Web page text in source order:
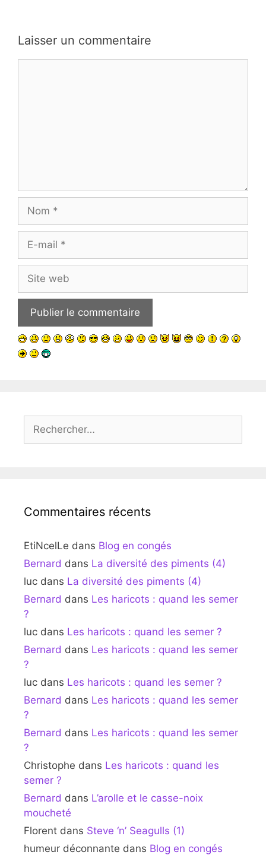
Laisser un commentaire
mail
web
Commentaires récents
EtiNcelLe dans Blog en congés
Bernard dans La diversité des piments (4)
luc dans La diversité des piments (4)
Bernard dans Les haricots : quand les semer
?
luc dans Les haricots : quand les semer ?
Bernard dans Les haricots : quand les semer
?
luc dans Les haricots : quand les semer ?
Bernard dans Les haricots : quand les semer
?
Bernard dans Les haricots : quand les semer
?
Christophe dans Les haricots : quand les
semer ?
Bernard dans L’arolle et le casse-noix
moucheté
Florent dans Steve ‘n’ Seagulls (1)
humeur déconnante dans Blog en congés